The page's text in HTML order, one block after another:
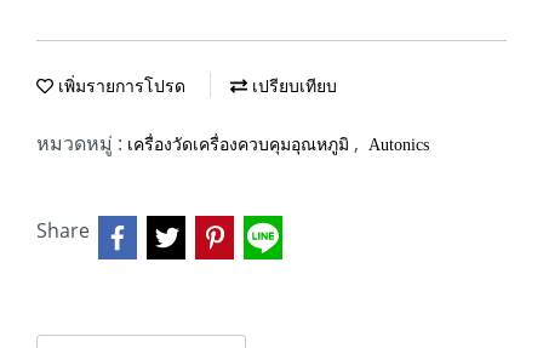
เพิ่มรายการโปรด เปรียบเทียบ
หมวดหมู่ : เครื่องวัดเครื่องควบคุมอุณหภูมิ , Autonics
Share